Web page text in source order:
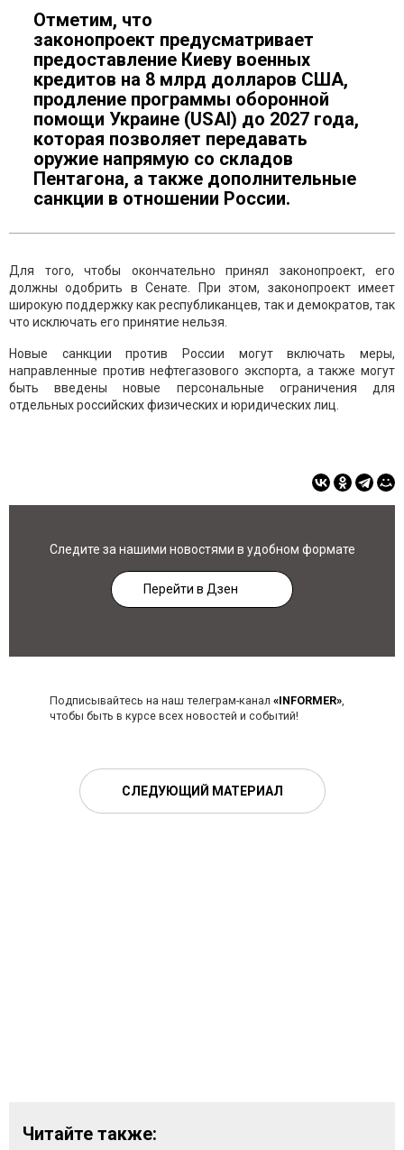
Отметим, что
законопроект предусматривает
предоставление Киеву военных
кредитов на 8 млрд долларов США,
продление программы оборонной
помощи Украине (USAI) до 2027 года,
которая позволяет передавать
оружие напрямую со складов
Пентагона, а также дополнительные
санкции в отношении России.
Для того, чтобы окончательно принял законопроект, его
должны одобрить в Сенате. При этом, законопроект имеет
широкую поддержку как республиканцев, так и демократов, так
что исключать его принятие нельзя.
Новые санкции против России могут включать меры,
направленные против нефтегазового экспорта, а также могут
быть введены новые персональные ограничения для
отдельных российских физических и юридических лиц.
Следите за нашими новостями в удобном формате
Перейти в Дзен
Подписывайтесь на наш телеграм-канал «INFORMER»,
чтобы быть в курсе всех новостей и событий!
СЛЕДУЮЩИЙ МАТЕРИАЛ
Читайте также: